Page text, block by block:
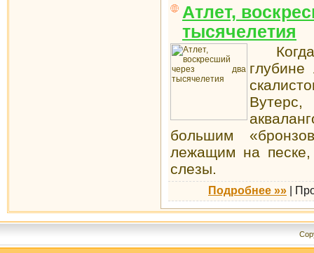
Атлет,
тысячелетия
Когда
глубине
большим
лежащим на песке,
слезы.
Подробнее »» |